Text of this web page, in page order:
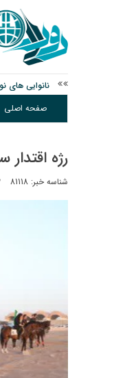
نانوایی های
وزارت اطلاعات: ۲۱ مزدور موساد و ۴ شرور مسلح در کرمان
توقیف
صفحه اصلی
رژه اقتدار
شناسه خبر: 81118